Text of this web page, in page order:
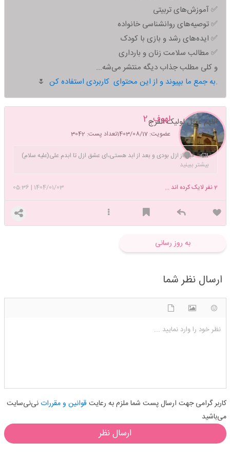
بخونشون 😊اینهایی هم که میان میگن توسل به ائمه و شهدا شرک ،گناه
وبدعت هست فقط ازخدا بخواین مسلمان و شیعه نیستن از عمد علیه توسل
کردن میگن !حالا که تا اینجا اومدی لطفا به نیت سلامتی وظهور آقا امام زمان
مثل بقیه تاپیک بزنی و صدام کنی خبر خوش حاجت روایی بدی.
✅ آموزش‌های تربیتی
✅ توصیه‌های روانشناسی خانواده
✅ ایده‌های رشد و بازی با کودک
✅ مطالب سلامت زنان و بارداری
و کلی مطلب جذاب دیگه منتشر می‌شه...
به جمع ما بپیوند و از این محتوای کاربردی استفاده کن.
🌷
لهوف_2
عضویت: 1403/08/17 تعداد پست: 3042
اللهم عجل لولیک الفرج
قبل از ازل بودی و بعد از ابد هستی،ای عشق ازل تا ابدم علی(علیه سلام)
بیشتر ببینید
1404/01/03
|
05:36 2نفر لایک کرده اند ...
به روز رسانی
ارسال نظر شما
نظر خود را وارد نمایید ...
کاربر گرامی جهت ارسال پست شما ملزم به رعایت قوانین و مقرراتنی‌نی‌سایت
می‌باشید
ارسال نظر